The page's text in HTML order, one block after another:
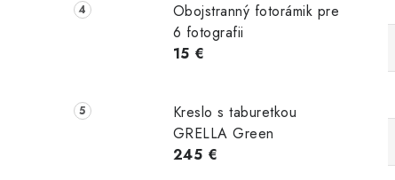
Obojstranný fotorámik pre
6 fotografii
15 €
Kreslo s taburetkou
GRELLA Green
245 €